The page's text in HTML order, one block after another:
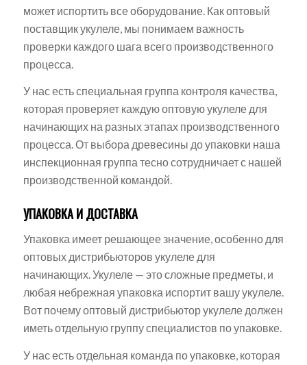
может испортить все оборудование. Как оптовый
поставщик укулеле, мы понимаем важность
проверки каждого шага всего производственного
процесса.
У нас есть специальная группа контроля качества,
которая проверяет каждую оптовую укулеле для
начинающих на разных этапах производственного
процесса. От выбора древесины до упаковки наша
инспекционная группа тесно сотрудничает с нашей
производственной командой.
УПАКОВКА И ДОСТАВКА
Упаковка имеет решающее значение, особенно для
оптовых дистрибьюторов укулеле для
начинающих. Укулеле — это сложные предметы, и
любая небрежная упаковка испортит вашу укулеле.
Вот почему оптовый дистрибьютор укулеле должен
иметь отдельную группу специалистов по упаковке.
У нас есть отдельная команда по упаковке, которая